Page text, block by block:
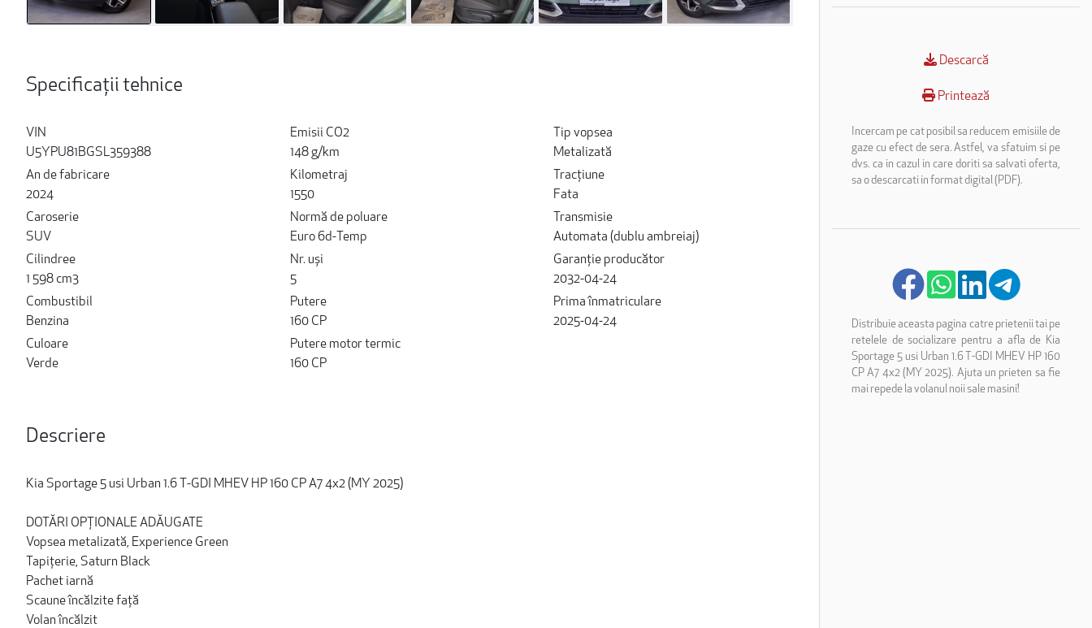
Specificații tehnice
VIN
U5YPU81BGSL359388
An de fabricare
2024
Caroserie
SUV
Cilindree
1 598 cm3
Combustibil
Benzina
Culoare
Verde
Emisii CO2
148 g/km
Kilometraj
1550
Normă de poluare
Euro 6d-Temp
Nr. uși
5
Putere
160 CP
Putere motor termic
160 CP
Tip vopsea
Metalizată
Tracțiune
Fata
Transmisie
Automata (dublu ambreiaj)
Garanție producător
2032-04-24
Prima înmatriculare
2025-04-24
Descriere
Kia Sportage 5 usi Urban 1.6 T-GDI MHEV HP 160 CP A7 4x2 (MY 2025)
DOTĂRI OPȚIONALE ADĂUGATE
Vopsea metalizată, Experience Green
Tapiţerie, Saturn Black
Pachet iarnă
Scaune încălzite faţă
Volan încălzit
Descarcă
Printează
Incercam pe cat posibil sa reducem emisiile de
gaze cu efect de sera. Astfel, va sfatuim si pe
dvs. ca in cazul in care doriti sa salvati oferta,
sa o descarcati in format digital (PDF).
Distribuie aceasta pagina catre prietenii tai pe
retelele de socializare pentru a afla de Kia
Sportage 5 usi Urban 1.6 T-GDI MHEV HP 160
CP A7 4x2 (MY 2025). Ajuta un prieten sa fie
mai repede la volanul noii sale masini!